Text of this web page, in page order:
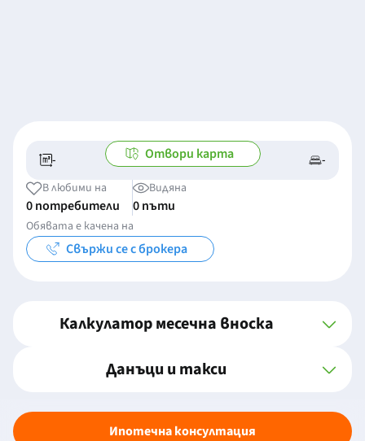
- -/- -
Отвори карта
В любими на
0 потребители
Видяна
0 пъти
Обявата е качена на
Свържи се с брокера
Калкулатор месечна вноска
Данъци и такси
Ипотечна консултация